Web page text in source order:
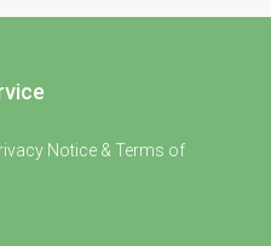
Notice & Terms of